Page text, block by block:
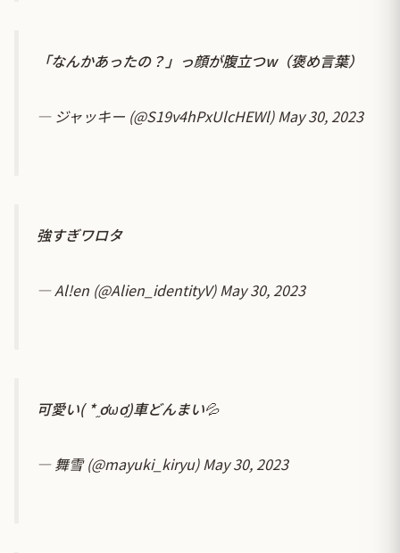
「なんかあったの？」っ顔が腹立つw（褒め言葉）
— ジャッキー (@S19v4hPxUlcHEWl)May 30, 2023
強すぎワロタ
— Al!en (@Alien_identityV)May 30, 2023
可愛い( * ֦ơωơ֦)車どんまい💦
— 舞雪 (@mayuki_kiryu)May 30, 2023